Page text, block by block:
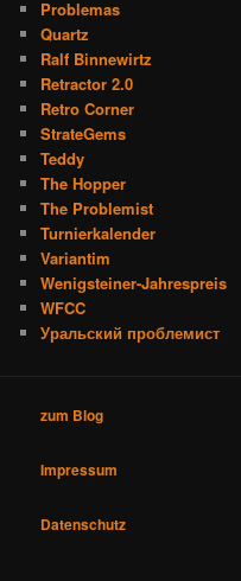
Problemas
Quartz
Ralf Binnewirtz
Retractor 2.0
Retro Corner
StrateGems
Teddy
The Hopper
The Problemist
Turnierkalender
Variantim
Wenigsteiner-Jahrespreis
WFCC
Уральский проблемист
zum Blog
Impressum
Datenschutz